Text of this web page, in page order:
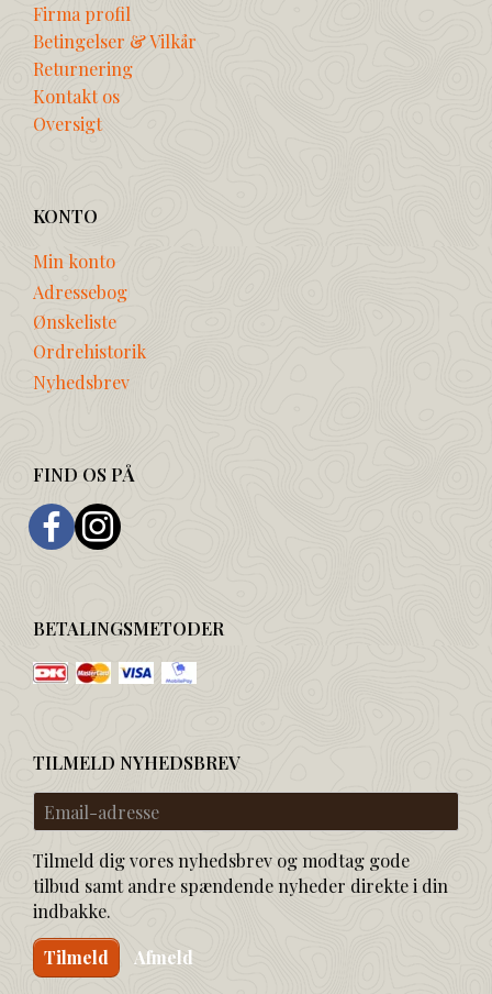
Firma profil
Betingelser & Vilkår
Returnering
Kontakt os
Oversigt
KONTO
Min konto
Adressebog
Ønskeliste
Ordrehistorik
Nyhedsbrev
FIND OS PÅ
BETALINGSMETODER
TILMELD NYHEDSBREV
Email-
adresse
Tilmeld dig vores nyhedsbrev og modtag gode
tilbud samt andre spændende nyheder direkte i din
indbakke.
Tilmeld Afmeld